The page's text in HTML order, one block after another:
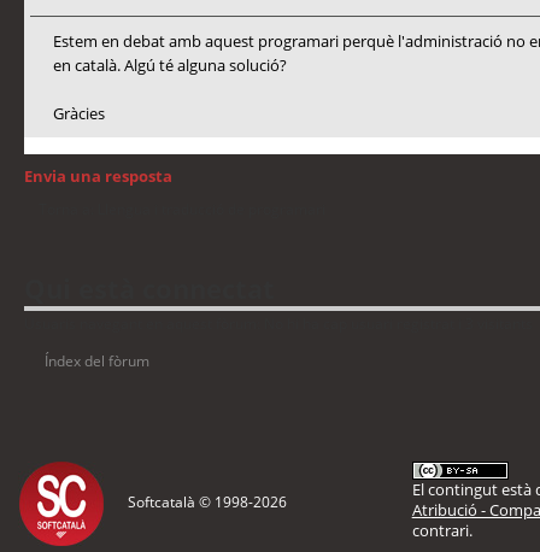
Estem en debat amb aquest programari perquè l'administració no
en català. Algú té alguna solució?
Gràcies
Envia una resposta
Índex del fòrum
Softcatalà © 1998-2026
El contingut està
Atribució -
contrari.